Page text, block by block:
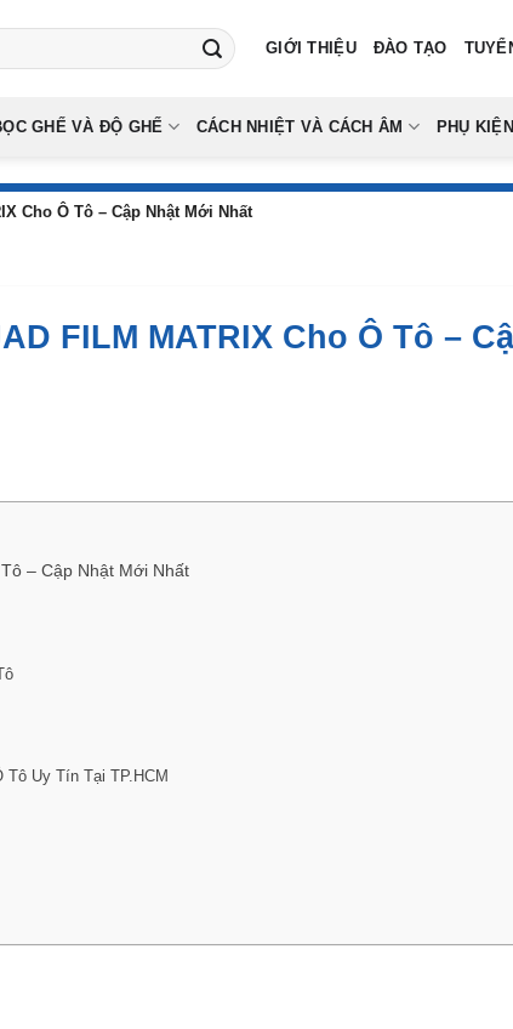
GIỚI THIỆU ĐÀO TẠO
GHẾ VÀ ĐỘ GHẾ CÁCH NHIỆT VÀ CÁCH ÂM PHỤ
Cho Ô Tô – Cập Nhật Mới Nhất
FILM MATRIX Cho Ô Tô –
– Cập Nhật Mới Nhất
Uy Tín Tại TP.HCM